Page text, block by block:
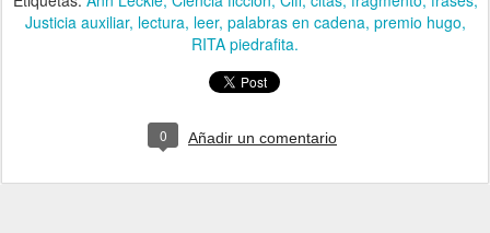
Justicia auxiliar lectura leer palabras en cadena premio hugo
RITA piedrafita.
0 Añadir un comentario